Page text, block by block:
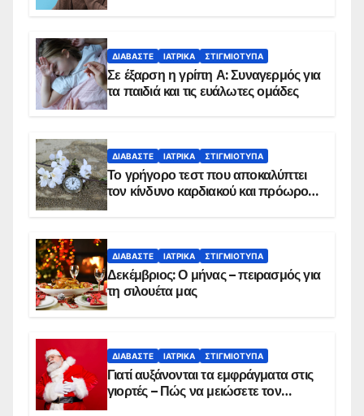
ΔΙΑΒΆΣΤΕ ΙΑΤΡΙΚΆ ΣΤΙΓΜΙΌΤΥΠΑ
Σε έξαρση η γρίπη Α: Συναγερμός για
τα παιδιά και τις ευάλωτες ομάδες
ΔΙΑΒΆΣΤΕ ΙΑΤΡΙΚΆ ΣΤΙΓΜΙΌΤΥΠΑ
Το γρήγορο τεστ που αποκαλύπτει
τον κίνδυνο καρδιακού και πρόωρου
ΔΙΑΒΆΣΤΕ ΙΑΤΡΙΚΆ ΣΤΙΓΜΙΌΤΥΠΑ
Δεκέμβριος: Ο μήνας – πειρασμός για
τη σιλουέτα μας
ΔΙΑΒΆΣΤΕ ΙΑΤΡΙΚΆ ΣΤΙΓΜΙΌΤΥΠΑ
Γιατί αυξάνονται τα εμφράγματα στις
γιορτές – Πώς να μειώσετε τον